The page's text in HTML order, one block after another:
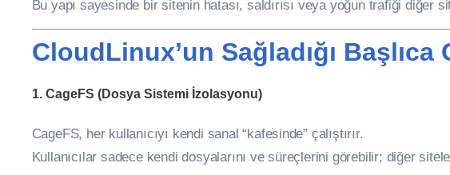
Bu yapı sayesinde bir sitenin hatası, saldırısı veya yoğun trafiği diğer
CloudLinux’un Sağladığı
1. CageFS (Dosya Sistemi İzolasyonu)
CageFS, her kullanıcıyı kendi sanal “kafesinde” çalıştırır.
Kullanıcılar sadece kendi dosyalarını ve süreçlerini görebilir; diğer